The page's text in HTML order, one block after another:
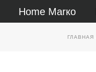
Home Маrко
ГЛАВНАЯ